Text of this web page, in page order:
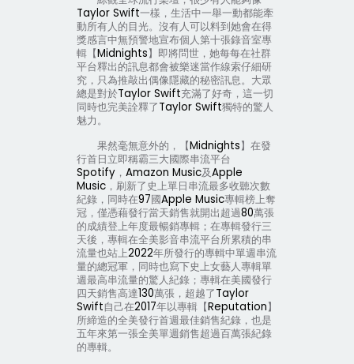
Taylor Swift一樣，生活中一舉一動都能牽
動所有人的目光。沒有人可以料到她會在得
獎感言中無預警地宣布個人第十張錄音室專
輯【Midnights】即將問世，她每每在社群
平台釋出的訊息都會被樂迷當作線索仔細研
究，只為推敲出偶像隱藏的秘密訊息。大眾
總是對於Taylor Swift充滿了好奇，這一切
同時也完美詮釋了Taylor Swift獨特的驚人
魅力。
果然毫無意外的，【Midnights】在發
行首日立即稱霸三大國際串流平台
Spotify， Amazon Music及Apple
Music，刷新了史上單日串流最多收聽次數
紀錄，同時在97國Apple Music專輯榜上奪
冠，僅憑藉發行當天銷售就開出超過80萬張
的成績登上年度最暢銷專輯；在專輯發行三
天後，專輯在全美影音串流平台所累積的串
流量也站上2022年所發行的專輯中單週串流
量的總冠軍，同時也寫下史上女藝人專輯單
週最高串流量的驚人紀錄；專輯在美國發行
四天銷售高達130萬張，超越了Taylor
Swift自己在2017年以專輯【Reputation】
所締造的全美發行首週最佳銷售紀錄，也是
五年來第一張全美單週銷售超過百萬張紀錄
的專輯。